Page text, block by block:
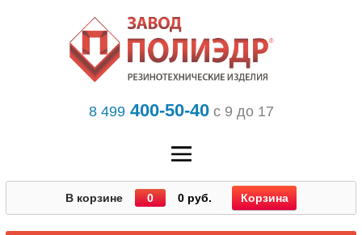
8 499400-50-40с 9 до 17
В корзине 0 0 руб. Корзина